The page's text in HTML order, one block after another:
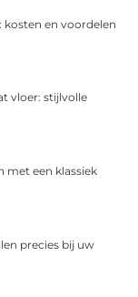
kosten en voordelen
vloer: stijlvolle
met een klassiek
precies bij uw